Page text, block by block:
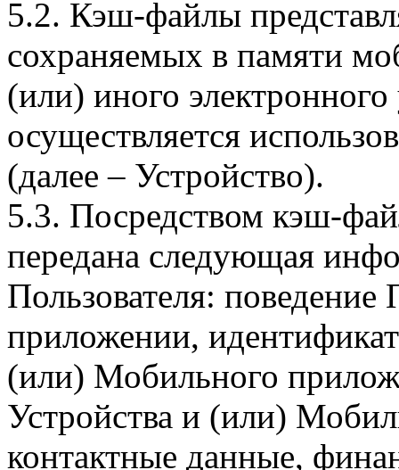
5.2. Кэш-файлы
сохраняемых в памяти
(или) иного электронного
осуществляется
(далее – Устройство).
5.3. Посредством кэш-
передана следующая
Пользователя:
приложении,
(или) Мобильного
Устройства и (или)
контактные данные,